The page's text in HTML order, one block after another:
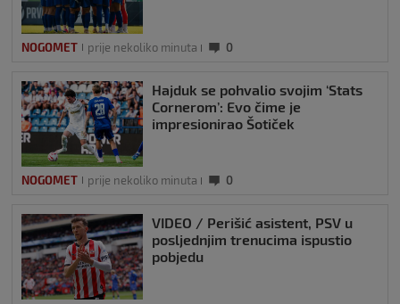
NOGOMET prije nekoliko minuta 0
Hajduk se pohvalio svojim ‘Stats
Cornerom’: Evo čime je
impresionirao Šotiček
NOGOMET prije nekoliko minuta 0
VIDEO / Perišić asistent, PSV u
posljednjim trenucima ispustio
pobjedu